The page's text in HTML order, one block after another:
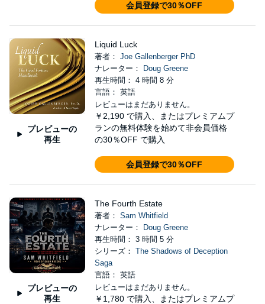
会員登録で30％OFF
プレビューの
再生
Liquid Luck
著者： Joe Gallenberger PhD
ナレーター：
Doug Greene
再生時間： 4 時間 8 分
言語： 英語
レビューはまだありません。
￥2,190 で購入、またはプレミアムプ
ランの無料体験を始めて非会員価格
の30％OFF で購入
会員登録で30％OFF
プレビューの
再生
The Fourth Estate
著者： Sam Whitfield
ナレーター：
Doug Greene
再生時間： 3 時間 5 分
シリーズ： The Shadows of Deception
Saga
言語： 英語
レビューはまだありません。
￥1,780 で購入、またはプレミアムプ